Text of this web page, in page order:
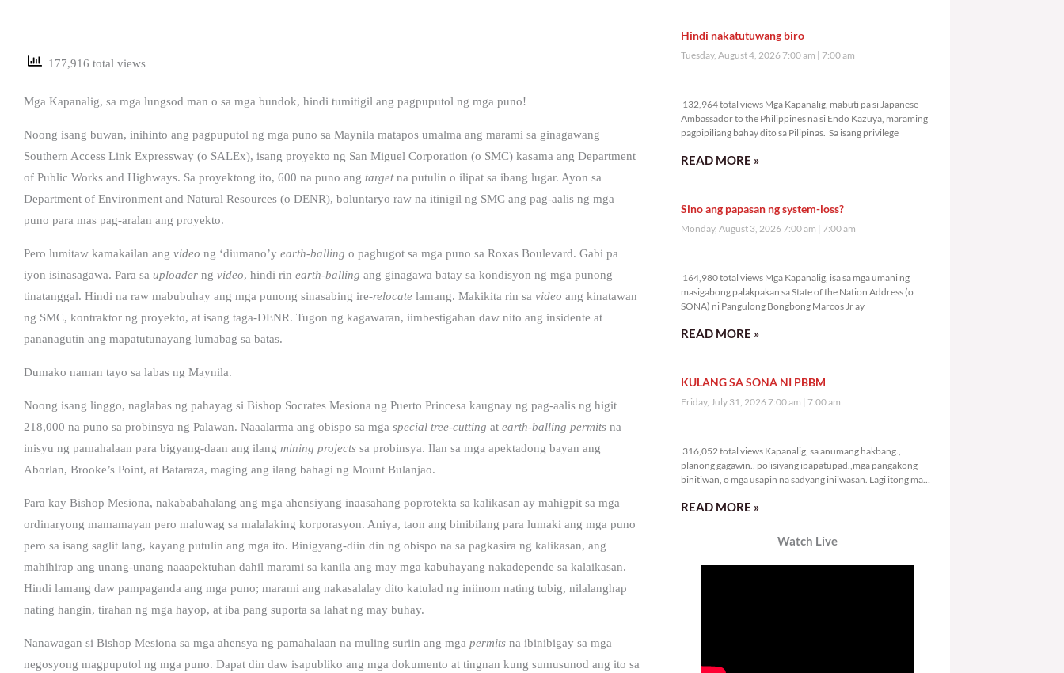
177,916 total views
Mga Kapanalig, sa mga lungsod man o sa mga bundok, hindi tumitigil ang pagpuputol ng mga puno!
Noong isang buwan, inihinto ang pagpuputol ng mga puno sa Maynila matapos umalma ang marami sa ginagawang
Southern Access Link Expressway (o SALEx), isang proyekto ng San Miguel Corporation (o SMC) kasama ang Department
of Public Works and Highways. Sa proyektong ito, 600 na puno ang targetna putulin o ilipat sa ibang lugar. Ayon sa
Department of Environment and Natural Resources (o DENR), boluntaryo raw na itinigil ng SMC ang pag-aalis ng mga
puno para mas pag-aralan ang proyekto.
Pero lumitaw kamakailan ang video ng ‘diumano’y earth-balling o paghugot sa mga puno sa Roxas Boulevard. Gabi pa
iyon isinasagawa. Para sa uploader ng video, hindi rin earth-balling ang ginagawa batay sa kondisyon ng mga punong
tinatanggal. Hindi na raw mabubuhay ang mga punong sinasabing ire-relocate lamang. Makikita rin sa video ang kinatawan
ng SMC, kontraktor ng proyekto, at isang taga-DENR. Tugon ng kagawaran, iimbestigahan daw nito ang insidente at
pananagutin ang mapatutunayang lumabag sa batas.
Dumako naman tayo sa labas ng Maynila.
Noong isang linggo, naglabas ng pahayag si Bishop Socrates Mesiona ng Puerto Princesa kaugnay ng pag-aalis ng higit
218,000 na puno sa probinsya ng Palawan. Naaalarma ang obispo sa mga special tree-cutting at earth-balling permits na
inisyu ng pamahalaan para bigyang-daan ang ilang mining projects sa probinsya. Ilan sa mga apektadong bayan ang
Aborlan, Brooke’s Point, at Bataraza, maging ang ilang bahagi ng Mount Bulanjao.
Para kay Bishop Mesiona, nakababahalang ang mga ahensiyang inaasahang poprotekta sa kalikasan ay mahigpit sa mga
ordinaryong mamamayan pero maluwag sa malalaking korporasyon. Aniya, taon ang binibilang para lumaki ang mga puno
pero sa isang saglit lang, kayang putulin ang mga ito. Binigyang-diin din ng obispo na sa pagkasira ng kalikasan, ang
mahihirap ang unang-unang naaapektuhan dahil marami sa kanila ang may mga kabuhayang nakadepende sa kalaikasan.
Hindi lamang daw pampaganda ang mga puno; marami ang nakasalalay dito katulad ng iniinom nating tubig, nilalanghap
nating hangin, tirahan ng mga hayop, at iba pang suporta sa lahat ng may buhay.
Nanawagan si Bishop Mesiona sa mga ahensya ng pamahalaan na muling suriin ang mga permits na ibinibigay sa mga
negosyong magpuputol ng mga puno. Dapat din daw isapubliko ang mga dokumento at tingnan kung sumusunod ang ito sa
Hindi nakatutuwang biro
Tuesday, August 4, 2026 7:00 am 7:00 am
132,964 total views Mga Kapanalig, mabuti pa si Japanese
Ambassador to the Philippines na si Endo Kazuya, maraming
pagpipiliang bahay dito sa Pilipinas. Sa isang privilege
READ MORE »
Sino ang papasan ng system-loss?
Monday, August 3, 2026 7:00 am 7:00 am
164,980 total views Mga Kapanalig, isa sa mga umani ng
masigabong palakpakan sa State of the Nation Address (o
SONA) ni Pangulong Bongbong Marcos Jr ay
READ MORE »
KULANG SA SONA NI PBBM
Friday, July 31, 2026 7:00 am 7:00 am
316,052 total views Kapanalig, sa anumang hakbang.,
planong gagawin., polisiyang ipapatupad.,mga pangakong
binitiwan, o mga usapin na sadyang iniiwasan. Lagi itong may
READ MORE »
Watch Live